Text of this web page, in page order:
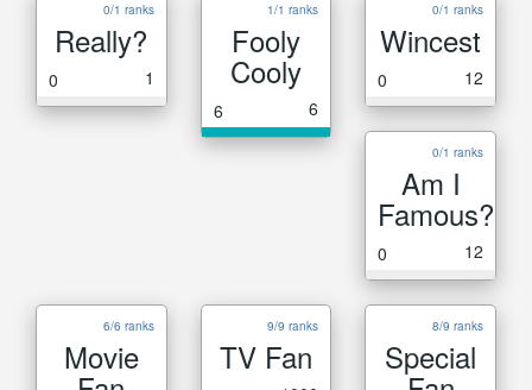
0/1 ranks
Really?
0 1
1/1 ranks
Fooly
Cooly
6 6
0/1 ranks
Wincest
0 12
0/1 ranks
Am I
Famous?
0 12
6/6 ranks
Movie
9/9 ranks
TV Fan
8/9 ranks
Special